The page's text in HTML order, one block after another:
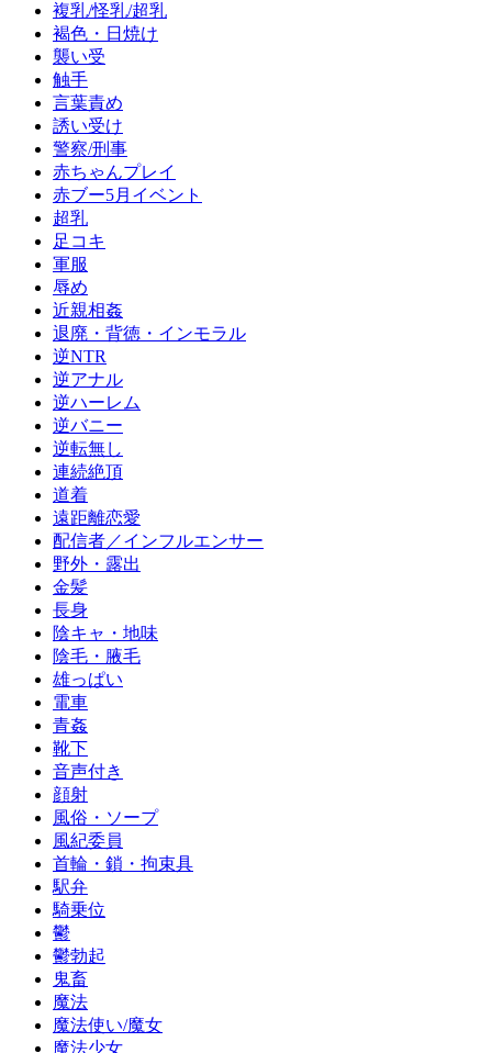
複乳/怪乳/超乳
褐色・日焼け
襲い受
触手
言葉責め
誘い受け
警察/刑事
赤ちゃんプレイ
赤ブー5月イベント
超乳
足コキ
軍服
辱め
近親相姦
退廃・背徳・インモラル
逆NTR
逆アナル
逆ハーレム
逆バニー
逆転無し
連続絶頂
道着
遠距離恋愛
配信者／インフルエンサー
野外・露出
金髪
長身
陰キャ・地味
陰毛・腋毛
雄っぱい
電車
青姦
靴下
音声付き
顔射
風俗・ソープ
風紀委員
首輪・鎖・拘束具
駅弁
騎乗位
鬱
鬱勃起
鬼畜
魔法
魔法使い/魔女
魔法少女